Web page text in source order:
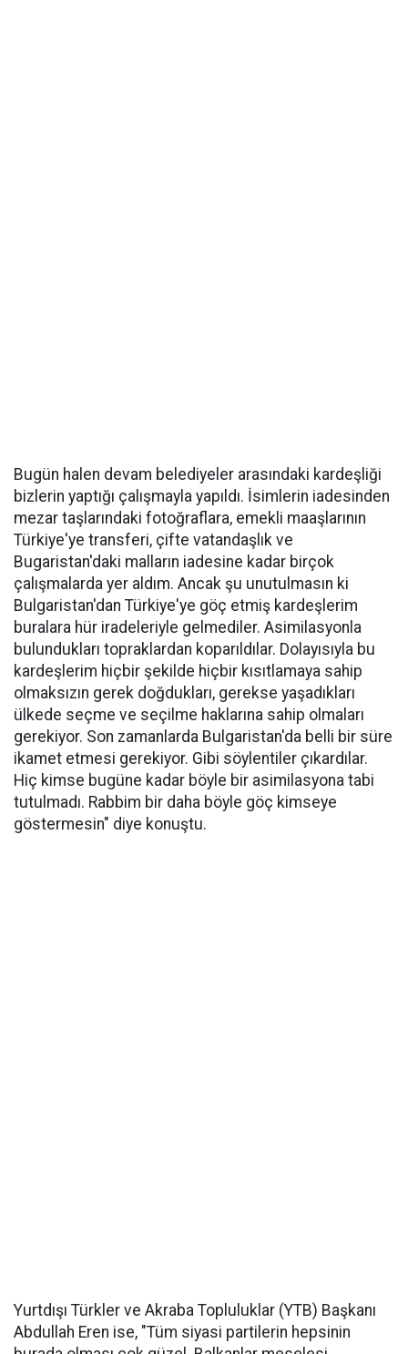
Bugün halen devam belediyeler arasındaki kardeşliği
bizlerin yaptığı çalışmayla yapıldı. İsimlerin iadesinden
mezar taşlarındaki fotoğraflara, emekli maaşlarının
Türkiye'ye transferi, çifte vatandaşlık ve
Bugaristan'daki malların iadesine kadar birçok
çalışmalarda yer aldım. Ancak şu unutulmasın ki
Bulgaristan'dan Türkiye'ye göç etmiş kardeşlerim
buralara hür iradeleriyle gelmediler. Asimilasyonla
bulundukları topraklardan koparıldılar. Dolayısıyla bu
kardeşlerim hiçbir şekilde hiçbir kısıtlamaya sahip
olmaksızın gerek doğdukları, gerekse yaşadıkları
ülkede seçme ve seçilme haklarına sahip olmaları
gerekiyor. Son zamanlarda Bulgaristan'da belli bir süre
ikamet etmesi gerekiyor. Gibi söylentiler çıkardılar.
Hiç kimse bugüne kadar böyle bir asimilasyona tabi
tutulmadı. Rabbim bir daha böyle göç kimseye
göstermesin" diye konuştu.
Yurtdışı Türkler ve Akraba Topluluklar (YTB) Başkanı
Abdullah Eren ise, "Tüm siyasi partilerin hepsinin